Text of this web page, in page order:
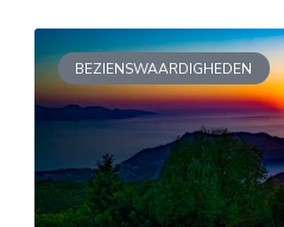
BEZIENSWAARDIGHEDEN